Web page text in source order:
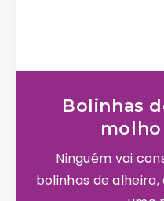
Bolinhas
Ninguém vai
bolinhas de